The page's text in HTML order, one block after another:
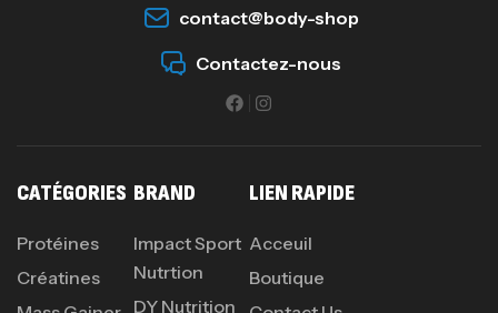
Creatine (CreapureⓇ) – 500g –
CREATINE
PROTEIN WHEY
contact@body-shop
Contactez-nous
CATÉGORIES
Protéines
Créatines
BRAND
Impact Sport
Nutrtion
DY Nutrition
LIEN RAPIDE
Acceuil
Boutique